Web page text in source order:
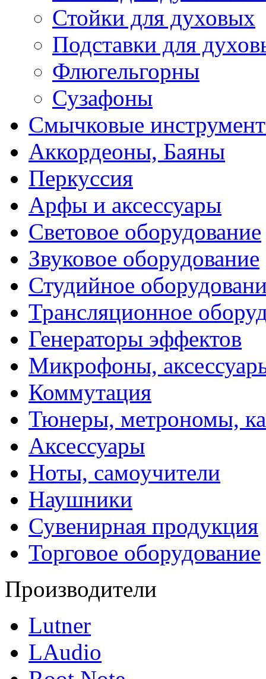
Стойки для духовых
Подставки для
Флюгельгорны
Сузафоны
Смычковые
Аккордеоны, Баяны
Перкуссия
Арфы и аксессуары
Световое оборудование
Звуковое оборудование
Студийное
Трансляционное
Генераторы эффектов
Микрофоны,
Коммутация
Тюнеры, метрономы,
Аксессуары
Ноты, самоучители
Наушники
Сувенирная продукция
Торговое оборудование
Производители
Lutner
LAudio